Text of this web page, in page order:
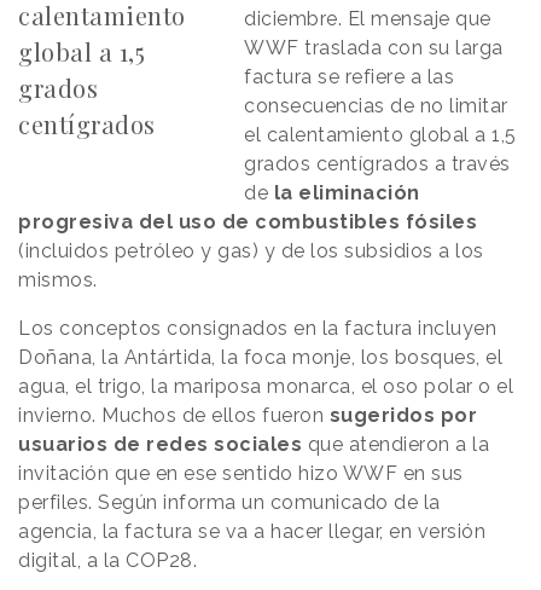
calentamiento
global a 1,5
grados
centígrados
diciembre. El mensaje que
WWF traslada con su larga
factura se refiere a las
consecuencias de no limitar
el calentamiento global a 1,5
grados centígrados a través
de la eliminación
progresiva del uso de combustibles fósiles
(incluidos petróleo y gas) y de los subsidios a los
mismos.
Los conceptos consignados en la factura incluyen
Doñana, la Antártida, la foca monje, los bosques, el
agua, el trigo, la mariposa monarca, el oso polar o el
invierno. Muchos de ellos fueron sugeridos por
usuarios de redes sociales que atendieron a la
invitación que en ese sentido hizo WWF en sus
perfiles. Según informa un comunicado de la
agencia, la factura se va a hacer llegar, en versión
digital, a la COP28.